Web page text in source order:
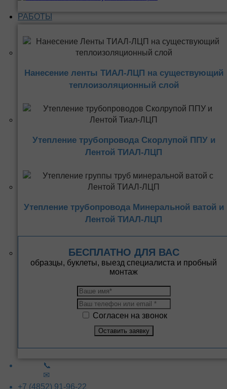
РАБОТЫ
Нанесение ленты ТИАЛ-ЛЦП на существующий
теплоизоляционный слой
Утепление трубопровода Скорлупой ППУ и
Лентой ТИАЛ-ЛЦП
Утепление трубопровода Минеральной ватой и
Лентой ТИАЛ-ЛЦП
БЕСПЛАТНО ДЛЯ ВАС
образцы, буклеты, выезд специалиста и пробный
монтаж
Согласен на звонок
📞
✉
+7 (4852) 91-96-22